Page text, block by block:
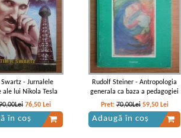
Swartz - Jurnalele
ale lui Nikola Tesla
76,50 Lei
în coș
Rudolf Steiner - Antropologia
generala ca baza a pedagogiei
Pret:70,00Lei 59,50 Lei
Adaugă în coș